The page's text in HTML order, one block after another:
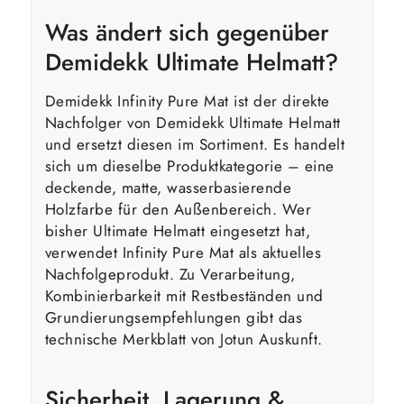
Was ändert sich gegenüber
Demidekk Ultimate Helmatt?
Demidekk Infinity Pure Mat ist der direkte
Nachfolger von Demidekk Ultimate Helmatt
und ersetzt diesen im Sortiment. Es handelt
sich um dieselbe Produktkategorie – eine
deckende, matte, wasserbasierende
Holzfarbe für den Außenbereich. Wer
bisher Ultimate Helmatt eingesetzt hat,
verwendet Infinity Pure Mat als aktuelles
Nachfolgeprodukt. Zu Verarbeitung,
Kombinierbarkeit mit Restbeständen und
Grundierungsempfehlungen gibt das
technische Merkblatt von Jotun Auskunft.